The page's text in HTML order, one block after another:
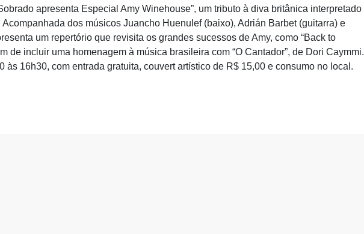
apresenta Especial Amy Winehouse”, um tributo à diva britânica interpretado
dos músicos Juancho Huenulef (baixo), Adrián Barbet (guitarra) e
um repertório que revisita os grandes sucessos de Amy, como “Back to
de incluir uma homenagem à música brasileira com “O Cantador”, de Dori Caymmi.
às 16h30, com entrada gratuita, couvert artístico de R$ 15,00 e consumo no local.